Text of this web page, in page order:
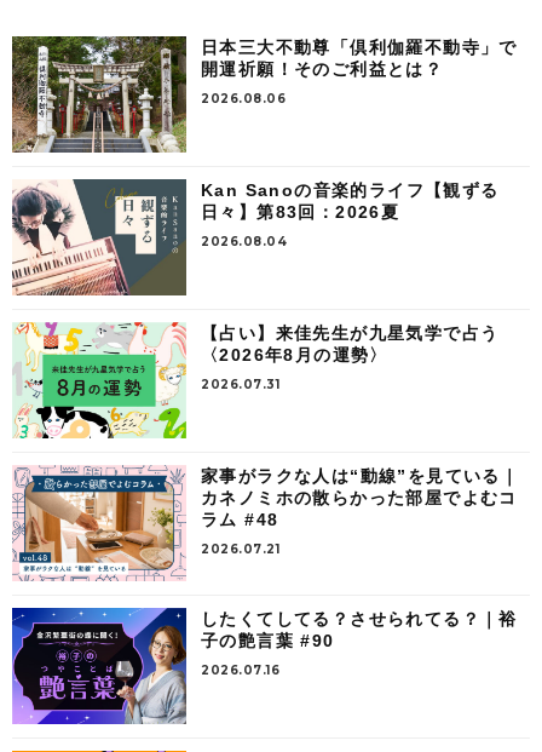
日本三大不動尊「倶利伽羅不動寺」で
開運祈願！そのご利益とは？
2026.08.06
Kan Sanoの音楽的ライフ【観ずる
日々】第83回：2026夏
2026.08.04
【占い】来佳先生が九星気学で占う
〈2026年8月の運勢〉
2026.07.31
家事がラクな人は“動線”を見ている｜
カネノミホの散らかった部屋でよむコ
ラム #48
2026.07.21
したくてしてる？させられてる？｜裕
子の艶言葉 #90
2026.07.16